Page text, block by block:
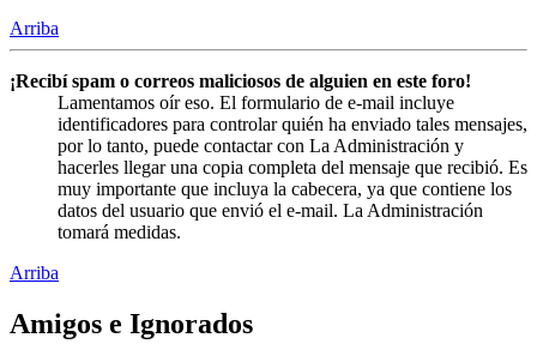
Arriba
¡Recibí spam o correos maliciosos de alguien en este foro!
Lamentamos oír eso. El formulario de e-mail incluye
identificadores para controlar quién ha enviado tales mensajes,
por lo tanto, puede contactar con La Administración y
hacerles llegar una copia completa del mensaje que recibió. Es
muy importante que incluya la cabecera, ya que contiene los
datos del usuario que envió el e-mail. La Administración
tomará medidas.
Arriba
Amigos e Ignorados